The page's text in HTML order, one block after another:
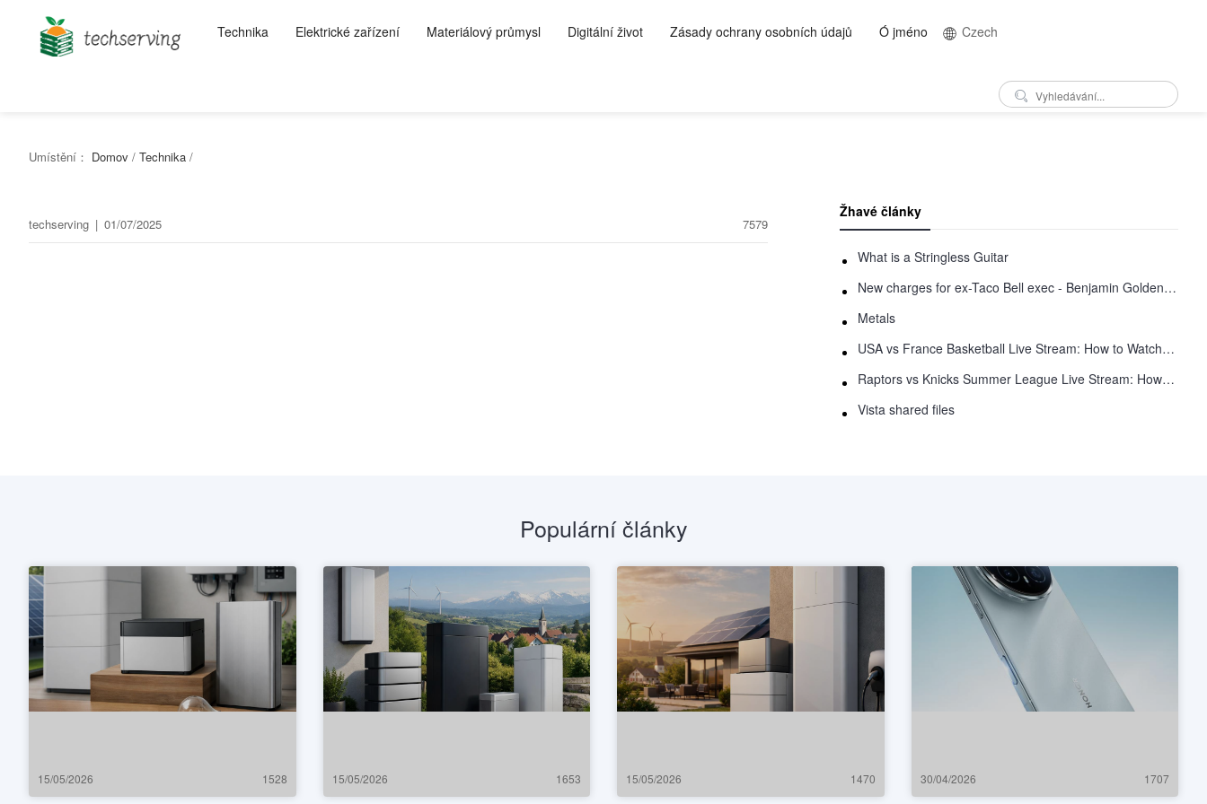
Technika Elektrické zařízení Materiálový průmysl Digitální život Zásady ochrany osobních údajů Ó jméno Czech
Umístění： Domov / Technika /
techserving | 01/07/2025 7579
Žhavé články
What is a Stringless Guitar
New charges for ex-Taco Bell exec - Benjamin Golden - in Uber fracas
Metals
USA vs France Basketball Live Stream: How to Watch Online
Raptors vs Knicks Summer League Live Stream: How to Watch
Vista shared files
Populární články
15/05/2026 1528 15/05/2026 1653 15/05/2026 1470 30/04/2026 1707